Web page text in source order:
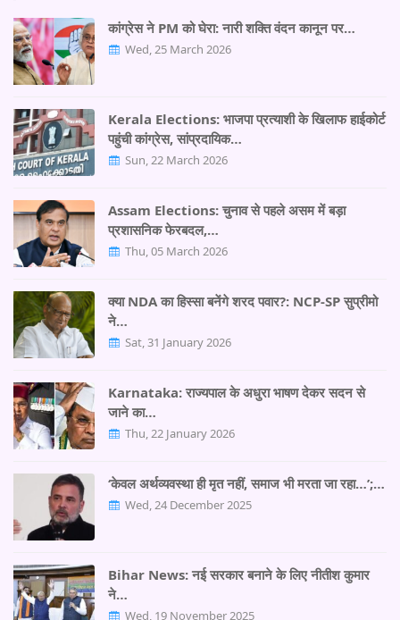
कांग्रेस ने PM को घेरा: नारी शक्ति वंदन कानून पर…
Wed, 25 March 2026
Kerala Elections: भाजपा प्रत्याशी के खिलाफ हाईकोर्ट
पहुंची कांग्रेस, सांप्रदायिक…
Sun, 22 March 2026
Assam Elections: चुनाव से पहले असम में बड़ा
प्रशासनिक फेरबदल,…
Thu, 05 March 2026
क्या NDA का हिस्सा बनेंगे शरद पवार?: NCP-SP सुप्रीमो
ने…
Sat, 31 January 2026
Karnataka: राज्यपाल के अधुरा भाषण देकर सदन से
जाने का…
Thu, 22 January 2026
‘केवल अर्थव्यवस्था ही मृत नहीं, समाज भी मरता जा रहा…’;…
Wed, 24 December 2025
Bihar News: नई सरकार बनाने के लिए नीतीश कुमार
ने…
Wed, 19 November 2025